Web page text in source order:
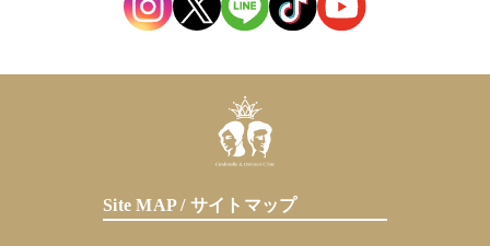
Site MAP / サイトマップ